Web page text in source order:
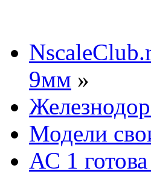
9мм »
Модели
АС 1